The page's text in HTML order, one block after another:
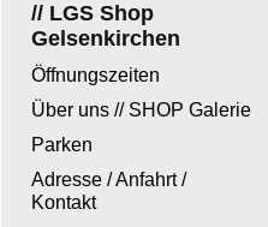
// LGS Shop
Gelsenkirchen
Öffnungszeiten
Über uns // SHOP Galerie
Parken
Adresse / Anfahrt /
Kontakt